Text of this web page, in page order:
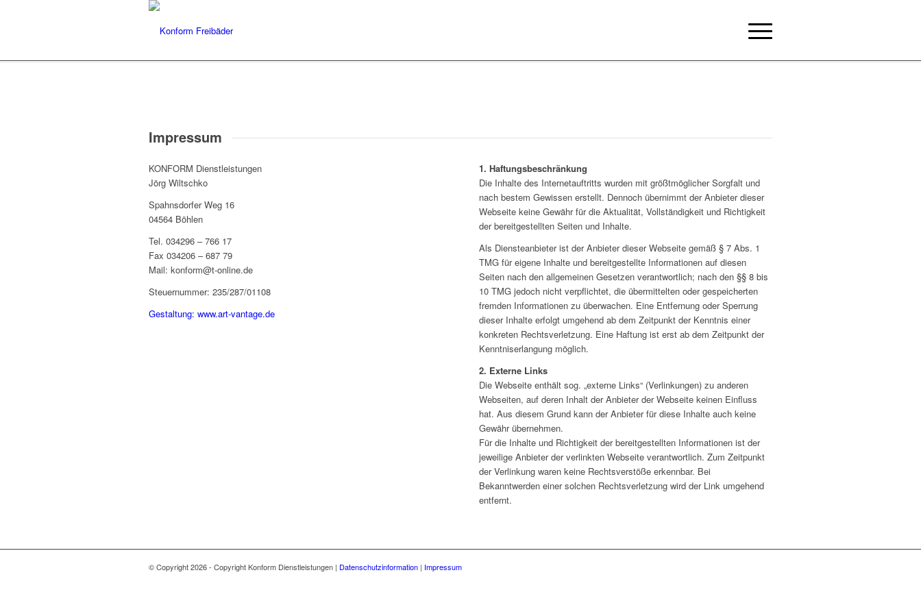
Impressum
KONFORM Dienstleistungen
Jörg Wiltschko
Spahnsdorfer Weg 16
04564 Böhlen
Tel. 034296 – 766 17
Fax 034206 – 687 79
Mail: konform@t-online.de
Steuernummer: 235/287/01108
Gestaltung: www.art-vantage.de
1. Haftungsbeschränkung
Die Inhalte des Internetauftritts wurden mit größtmöglicher Sorgfalt und
nach bestem Gewissen erstellt. Dennoch übernimmt der Anbieter dieser
Webseite keine Gewähr für die Aktualität, Vollständigkeit und Richtigkeit
der bereitgestellten Seiten und Inhalte.
Als Diensteanbieter ist der Anbieter dieser Webseite gemäß § 7 Abs. 1
TMG für eigene Inhalte und bereitgestellte Informationen auf diesen
Seiten nach den allgemeinen Gesetzen verantwortlich; nach den §§ 8 bis
10 TMG jedoch nicht verpflichtet, die übermittelten oder gespeicherten
fremden Informationen zu überwachen. Eine Entfernung oder Sperrung
dieser Inhalte erfolgt umgehend ab dem Zeitpunkt der Kenntnis einer
konkreten Rechtsverletzung. Eine Haftung ist erst ab dem Zeitpunkt der
Kenntniserlangung möglich.
2. Externe Links
Die Webseite enthält sog. „externe Links“ (Verlinkungen) zu anderen
Webseiten, auf deren Inhalt der Anbieter der Webseite keinen Einfluss
hat. Aus diesem Grund kann der Anbieter für diese Inhalte auch keine
Gewähr übernehmen.
Für die Inhalte und Richtigkeit der bereitgestellten Informationen ist der
jeweilige Anbieter der verlinkten Webseite verantwortlich. Zum Zeitpunkt
der Verlinkung waren keine Rechtsverstöße erkennbar. Bei
Bekanntwerden einer solchen Rechtsverletzung wird der Link umgehend
entfernt.
© Copyright 2026 - Copyright Konform Dienstleistungen | Datenschutzinformation | Impressum